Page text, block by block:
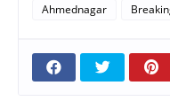
Ahmednagar